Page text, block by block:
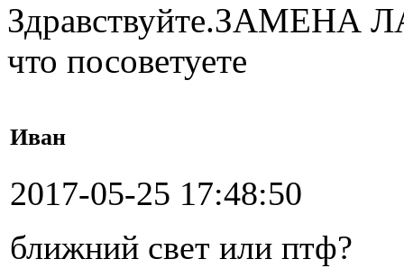
что посоветуете
Иван
2017-05-25 17:48:50
ближний свет или птф?